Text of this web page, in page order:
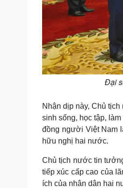
Đại
Nhận dịp này, Chủ
sinh sống, học tập,
đồng người Việt Nam
hữu nghị hai nước.
Chủ tịch nước tin
tiếp xúc cấp cao của
ích của nhân dân hai